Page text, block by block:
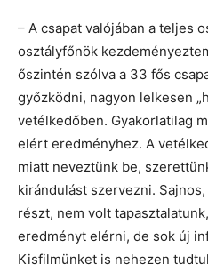
– A csapat valójában a teljes
osztályfőnök
őszintén szólva a 33 fős
győzködni, nagyon lelkesen
vetélkedőben. Gyakorlatilag
elért eredményhez. A
miatt neveztünk be,
kirándulást szervezni.
részt, nem volt
eredményt elérni, de sok új
Kisfilmünket is nehezen